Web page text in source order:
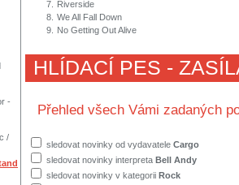
-
/
7.
Riverside
8. We All Fall Down
9.
No Getting Out Alive
HLÍDACÍ PES -
Přehled všech Vámi zadaných
sledovat novinky od vydavatele Cargo
sledovat novinky interpreta Bell Andy
sledovat novinky v kategorii Rock